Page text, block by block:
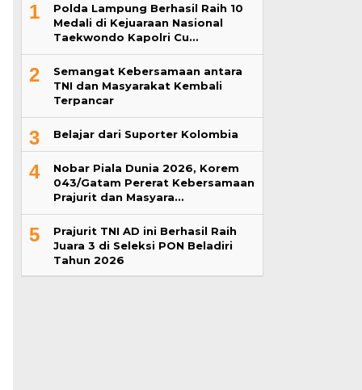
1
Polda Lampung Berhasil Raih 10
Medali di Kejuaraan Nasional
Taekwondo Kapolri Cu…
2
Semangat Kebersamaan antara
TNI dan Masyarakat Kembali
Terpancar
3 Belajar dari Suporter Kolombia
4
Nobar Piala Dunia 2026, Korem
043/Gatam Pererat Kebersamaan
Prajurit dan Masyara…
5
Prajurit TNI AD ini Berhasil Raih
Juara 3 di Seleksi PON Beladiri
Tahun 2026